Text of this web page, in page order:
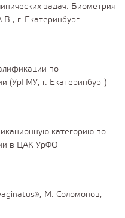
задач. Биометрия
г. Екатеринбург
по
(УрГМУ, г. Екатеринбург)
категорию по
в ЦАК УрФО
М. Соломонов,